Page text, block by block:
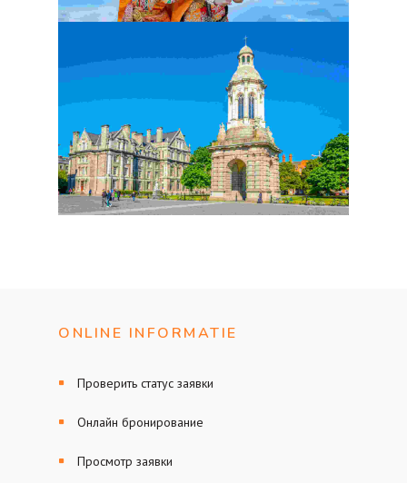
ONLINE INFORMATIE
Проверить статус заявки
Онлайн бронирование
Просмотр заявки